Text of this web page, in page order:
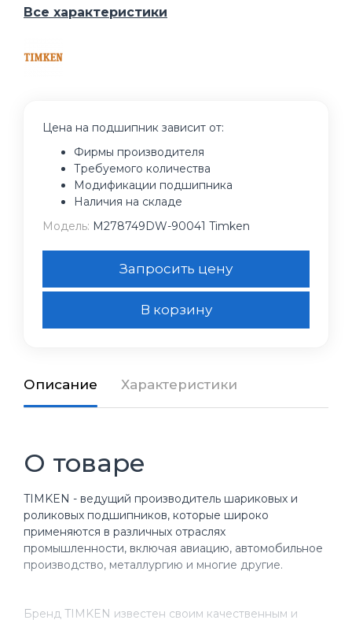
Все характеристики
Цена на подшипник зависит от:
Фирмы производителя
Требуемого количества
Модификации подшипника
Наличия на складе
Модель: M278749DW-90041 Timken
Запросить цену
В корзину
Описание Характеристики
О товаре
TIMKEN - ведущий производитель шариковых и
роликовых подшипников, которые широко
применяются в различных отраслях
промышленности, включая авиацию, автомобильное
производство, металлургию и многие другие.
Бренд TIMKEN известен своим качественным и